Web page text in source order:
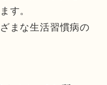
す。
まな生活習慣病の